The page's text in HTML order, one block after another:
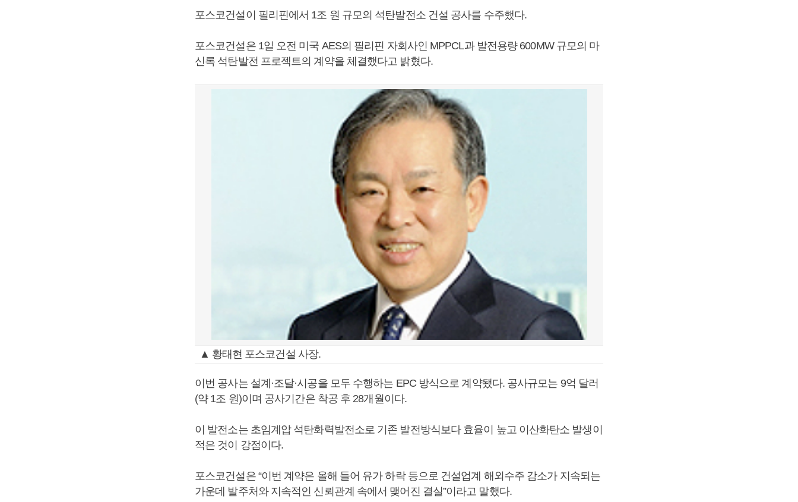
포스코건설이 필리핀에서 1조 원 규모의 석탄발전소 건설 공사를 수주했다.
포스코건설은 1일 오전 미국 AES의 필리핀 자회사인 MPPCL과 발전용량 600MW 규모의 마
신록 석탄발전 프로젝트의 계약을 체결했다고 밝혔다.
▲ 황태현 포스코건설 사장.
이번 공사는 설계·조달·시공을 모두 수행하는 EPC 방식으로 계약됐다. 공사규모는 9억 달러
(약 1조 원)이며 공사기간은 착공 후 28개월이다.
이 발전소는 초임계압 석탄화력발전소로 기존 발전방식보다 효율이 높고 이산화탄소 발생이
적은 것이 강점이다.
포스코건설은 “이번 계약은 올해 들어 유가 하락 등으로 건설업계 해외수주 감소가 지속되는
가운데 발주처와 지속적인 신뢰관계 속에서 맺어진 결실”이라고 말했다.